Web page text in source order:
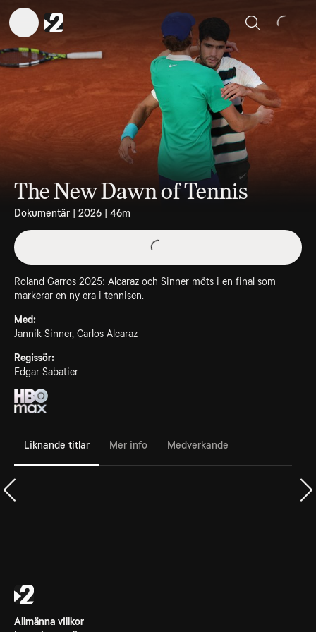
Sök
The New Dawn of Tennis
Dokumentär | 2026 | 46m
Roland Garros 2025: Alcaraz och Sinner möts i en final som
markerar en ny era i tennisen.
Med:
Jannik Sinner, Carlos Alcaraz
Regissör:
Edgar Sabatier
Liknande titlar Mer info Medverkande
Allmänna villkor